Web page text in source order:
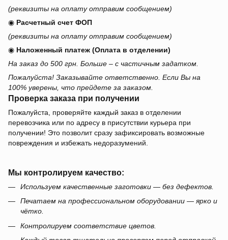
(реквизиты на оплату отправим сообщением)
◉ Расчетный счет ФОП
(реквизиты на оплату отправим сообщением)
◉ Наложенный платеж (Оплата в отделении)
На заказ до 500 грн. Больше – с частичным задатком.
Пожалуйста! Заказывайте ответственно. Если Вы на
100% уверены, что прейдете за заказом.
Проверка заказа при получении
Пожалуйста, проверяйте каждый заказ в отделении
перевозчика или по адресу в присутствии курьера при
получении! Это позволит сразу зафиксировать возможные
повреждения и избежать недоразумений.
Мы контролируем качество:
Используем качественные заготовки — без дефектов.
Печатаем на профессиональном оборудовании — ярко и
чётко.
Контролируем соответствие цветов.